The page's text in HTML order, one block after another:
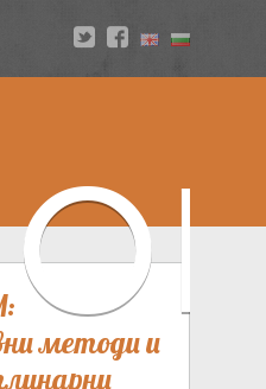
a v
методи и